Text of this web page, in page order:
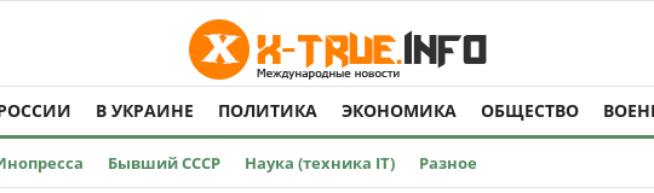
В УКРАИНЕ ПОЛИТИКА ЭКОНОМИКА ОБЩЕСТВО
Бывший СССР Наука (техника IT) Разное